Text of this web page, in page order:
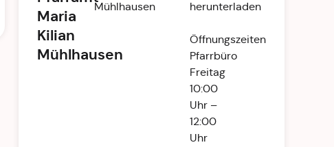
Maria
Kilian
Mühlhausen
Mühlhausen
herunterladen
Öffnungszeiten
Pfarrbüro
Freitag
10:00
Uhr –
12:00
Uhr